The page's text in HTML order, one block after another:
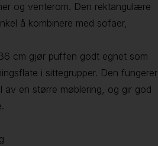
og venterom. Den rektangulære
å kombinere med sofaer,
cm gjør puffen godt egnet som
i sittegrupper. Den fungerer
en større møblering, og gir god